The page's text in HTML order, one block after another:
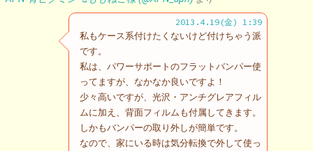
2013.4.19(金) 1:39
私もケース系付けたくないけど付けちゃう派
です。
私は、パワーサポートのフラットバンパー使
ってますが、なかなか良いですよ！
少々高いですが、光沢・アンチグレアフィル
ムに加え、背面フィルムも付属してきます。
しかもバンパーの取り外しが簡単です。
なので、家にいる時は気分転換で外して使っ